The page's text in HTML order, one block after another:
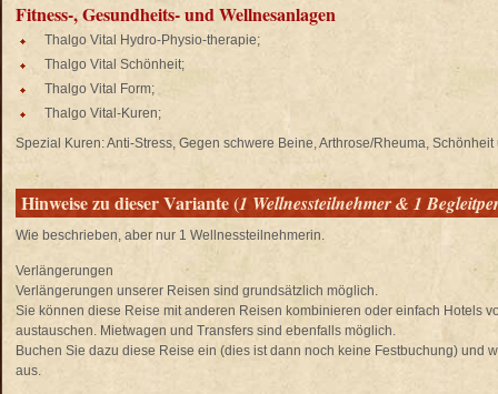
Fitness-, Gesundheits- und Wellnesanlagen
Thalgo Vital Hydro-Physio-therapie;
Thalgo Vital Schönheit;
Thalgo Vital Form;
Thalgo Vital-Kuren;
Spezial Kuren: Anti-Stress, Gegen schwere Beine, Arthrose/Rheuma,
Hinweise zu dieser Variante (1 Wellnessteilnehmer & 1
Wie beschrieben, aber nur 1 Wellnessteilnehmerin.
Verlängerungen
Verlängerungen unserer Reisen sind grundsätzlich möglich.
Sie können diese Reise mit anderen Reisen kombinieren oder einfach Hotels
austauschen. Mietwagen und Transfers sind ebenfalls möglich.
Buchen Sie dazu diese Reise ein (dies ist dann noch keine Festbuchung) und
aus.